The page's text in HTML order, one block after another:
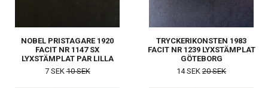
NOBEL PRISTAGARE 1920
FACIT NR 1147 SX
LYXSTÄMPLAT PAR LILLA
EDET
7 SEK10 SEK
TRYCKERIKONSTEN 1983
FACIT NR 1239 LYXSTÄMPLAT
GÖTEBORG
14 SEK 20 SEK